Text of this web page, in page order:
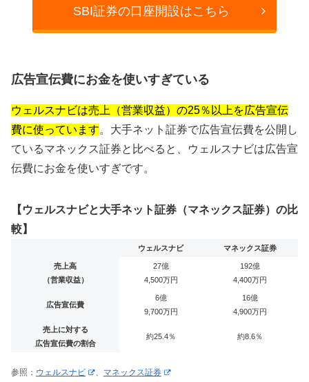
SBI証券の口座開設はこちら
広告宣伝費にお金を使いすぎている
ウェルスナビは売上（営業収益）の25％以上を広告宣伝
費に使っています。大手ネット証券で広告宣伝費を公開し
ているマネックス証券と比べると、ウェルスナビは広告宣
伝費にお金を使いすぎです。
【ウェルスナビと大手ネット証券（マネックス証券）の比
較】
ウェルスナビ マネックス証券
売上高
（営業収益）
27億
4,500万円
192億
4,400万円
広告宣伝費
6億
9,700万円
16億
4,900万円
売上に対する
広告宣伝費の割合
約25.4％ 約8.6％
参照： ウェルスナビ 、 マネックス証券